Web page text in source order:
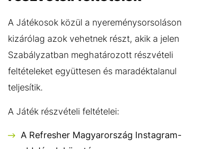
A Játékosok közül a nyereménysorsoláson
kizárólag azok vehetnek részt, akik a jelen
Szabályzatban meghatározott részvételi
feltételeket együttesen és maradéktalanul
teljesítik.
A Játék részvételi feltételei:
A Refresher Magyarország Instagram-